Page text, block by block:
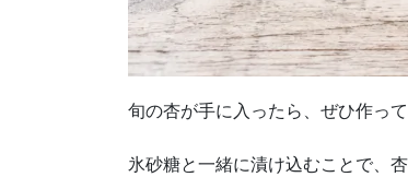
旬の杏が手に入ったら、ぜひ作っ
氷砂糖と一緒に漬け込むことで、